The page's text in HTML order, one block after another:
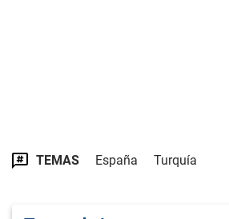
TEMAS España Turquía